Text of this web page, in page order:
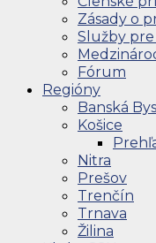
Zásady o
Služby
Fórum
Regióny
Banská
Košice
Nitra
Prešov
Trenčín
Trnava
Žilina